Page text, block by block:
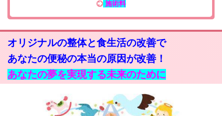
施術料
オリジナルの整体と食生活の改善で
あなたの便秘の本当の原因が改善！
あなたの夢を実現する未来のために